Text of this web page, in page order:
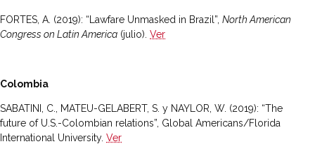
FORTES, A. (2019): “Lawfare Unmasked in Brazil”, North American
Congress on Latin America (julio). Ver
Colombia
SABATINI, C., MATEU-GELABERT, S. y NAYLOR, W. (2019): “The
future of U.S.-Colombian relations”, Global Americans/Florida
International University. Ver